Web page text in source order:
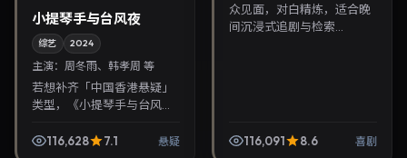
小提琴手与台风夜
综艺 2024
主演： 周冬雨、韩孝周 等
若想补齐「中国香港悬疑」
类型，《小提琴手与台风
演，周冬雨、韩孝周主演，
116,628 7.1 悬疑
众见面，对白精炼，适合晚
间沉浸式追剧与检索...
116,091 8.6 喜剧